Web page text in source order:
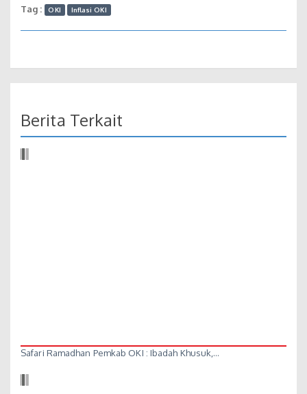
Tag : OKI Inflasi OKI
Berita Terkait
Safari Ramadhan Pemkab OKI : Ibadah Khusuk,…